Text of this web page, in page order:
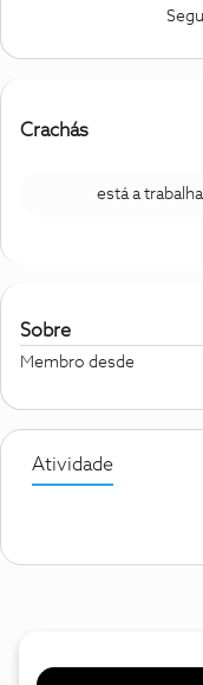
Crachás
está a
Sobre
Membro desde
Atividade